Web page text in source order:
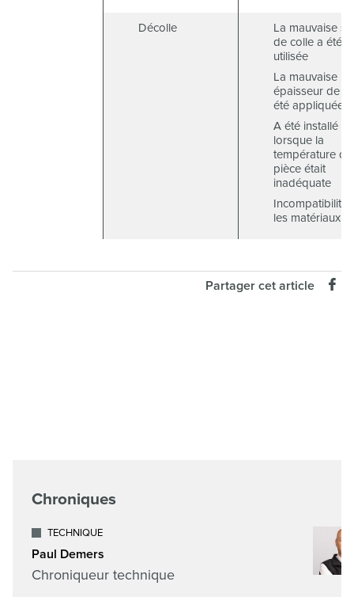
Décolle
La mauvaise
de colle a été
utilisée
La mauvaise
épaisseur de
été appliquée
A été installé
lorsque la
température
pièce était
inadéquate
Incompatibilité
les matériaux.
Partager cet article
Chroniques
TECHNIQUE
Paul Demers
Chroniqueur technique